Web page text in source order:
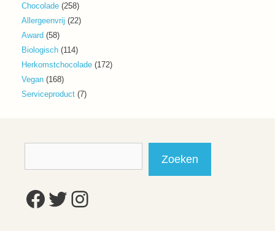
Chocolade 258258
producten
Allergeenvrij 2222
Award 5858
producten
Biologisch 114114
producten
Herkomstchocolade 172172
Vegan 168168
producten
Serviceproduct 77
Zoeken
Facebook
Twitter
Instagram